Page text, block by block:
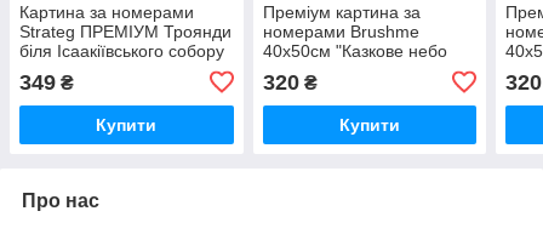
Картина за номерами
Strateg ПРЕМІУМ Троянди
біля Ісаакіївського собору
з лаком розміром 40х50
см (GS1241)
349 ₴
Купити
Преміум картина за
номерами Brushme
40x50см "Казкове небо
320₴
Купити
320
Про нас